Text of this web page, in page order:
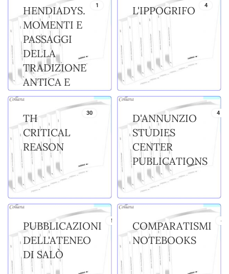
HENDIADYS.
MOMENTI E
PASSAGGI
DELLA
TRADIZIONE
ANTICA E
BIZANTINA
1 L'IPPOGRIFO 4
TH
CRITICAL
REASON
30
D'ANNUNZIO
STUDIES
CENTER
PUBLICATIONS
4
PUBBLICAZIONI
DELL'ATENEO
DI SALÒ
5
COMPARATISMI
NOTEBOOKS
4